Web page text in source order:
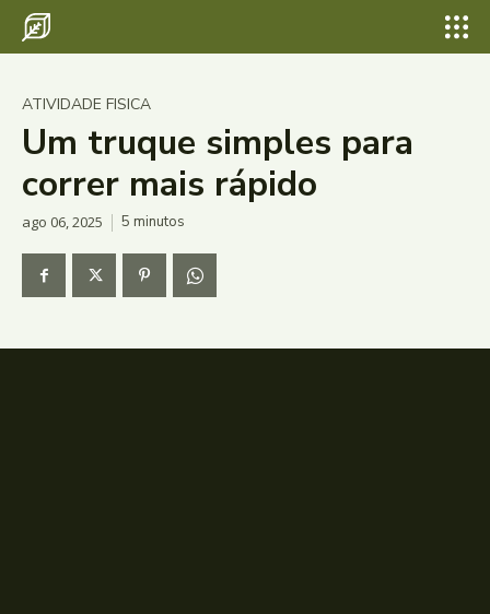
ATIVIDADE FISICA
Um truque simples para
correr mais rápido
ago 06, 2025 5 minutos